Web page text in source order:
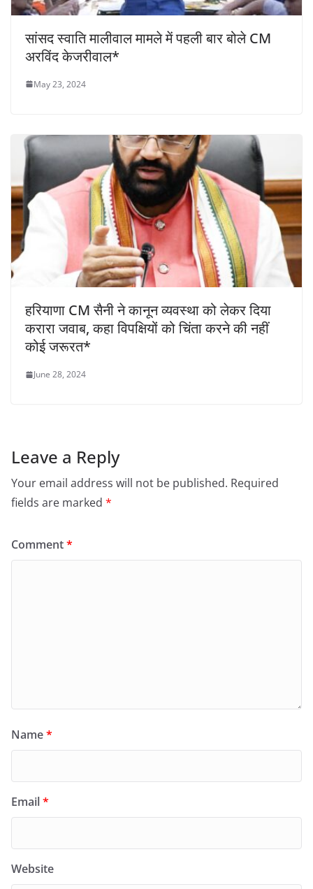
सांसद स्वाति मालीवाल मामले में पहली बार बोले CM
अरविंद केजरीवाल*
May 23, 2024
हरियाणा CM सैनी ने कानून व्यवस्था को लेकर दिया
करारा जवाब, कहा विपक्षियों को चिंता करने की नहीं
कोई जरूरत*
June 28, 2024
Leave a Reply
Your email address will not be published. Required
fields are marked *
Comment*
Name*
Email*
Website